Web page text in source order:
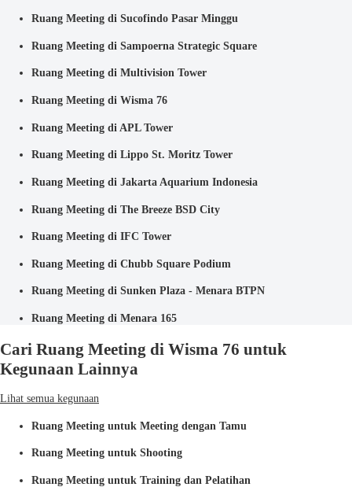
Ruang Meeting di Sucofindo Pasar Minggu
Ruang Meeting di Sampoerna Strategic Square
Ruang Meeting di Multivision Tower
Ruang Meeting di Wisma 76
Ruang Meeting di APL Tower
Ruang Meeting di Lippo St. Moritz Tower
Ruang Meeting di Jakarta Aquarium Indonesia
Ruang Meeting di The Breeze BSD City
Ruang Meeting di IFC Tower
Ruang Meeting di Chubb Square Podium
Ruang Meeting di Sunken Plaza - Menara BTPN
Ruang Meeting di Menara 165
Cari Ruang Meeting di Wisma 76 untuk
Kegunaan Lainnya
Lihat semua kegunaan
Ruang Meeting untuk Meeting dengan Tamu
Ruang Meeting untuk Shooting
Ruang Meeting untuk Training dan Pelatihan